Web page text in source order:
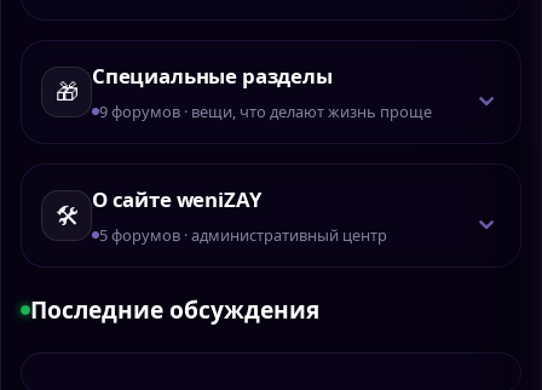
🎁 Специальные разделы
9 форумов · вещи, что делают жизнь проще ⌄
🛠️ О сайте weniZAY
5 форумов · административный центр ⌄
Последние обсуждения